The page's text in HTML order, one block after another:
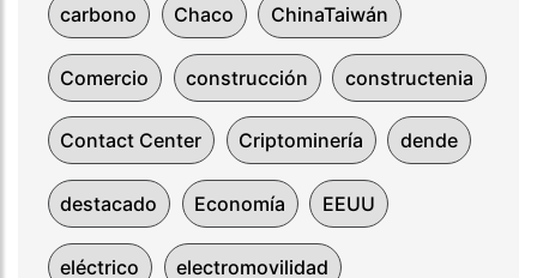
carbono Chaco ChinaTaiwán
Comercio construcción constructenia
Contact Center Criptominería dende
destacado Economía EEUU
eléctrico electromovilidad